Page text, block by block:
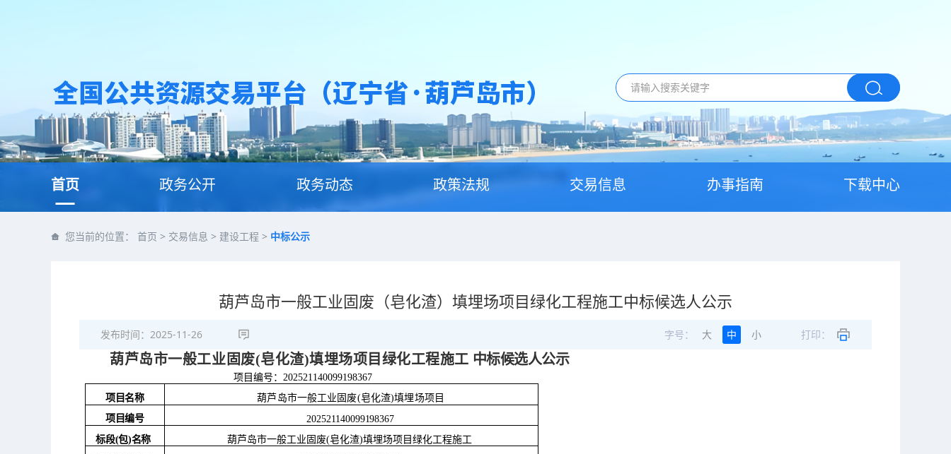
首页 政务公开 政务动态 政策法规 交易信息 办事指南 下载中心
您当前的位置： 首页 > 交易信息 > 建设工程 > 中标公示
葫芦岛市一般工业固废（皂化渣）填埋场项目绿化工程施工中标候选人公示
发布时间： 2025-11-26 字号： 大 中 小 打印：
葫芦岛市一般工业固废(皂化渣)填埋场项 目绿化工程施工 中标候选人公示
项目编号： 202521140099198367
项目名称
葫芦岛市一般工业固废(皂化渣)填埋场项目
项目编号
202521140099198367
标段(包)名称 葫芦岛市一般工业固废(皂化渣)填埋场项目绿化工程施工